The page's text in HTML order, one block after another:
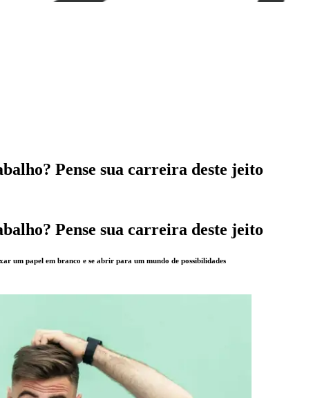
Pense sua carreira deste jeito
Pense sua carreira deste jeito
um papel em branco e se abrir para um mundo de possibilidades